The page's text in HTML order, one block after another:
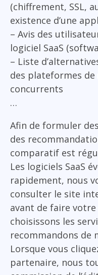
(chiffrement, SSL,
existence d’une
– Avis des
logiciel SaaS
– Liste
des plateformes de
concurrents
…
Afin de formuler
des
comparatif est
Les logiciels SaaS
rapidement, nous
consulter le site
avant de faire votre
choisissons les
recommandons de
Lorsque vous
partenaire, nous